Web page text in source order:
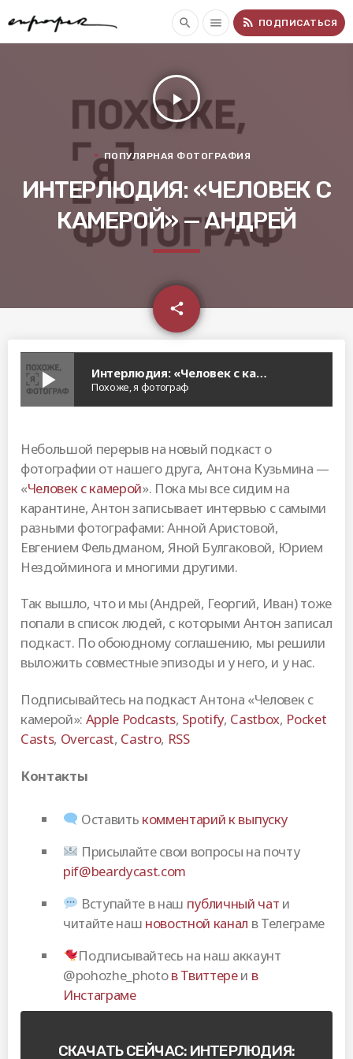
search menu rss_feed ПОДПИСАТЬСЯ
play_arrow
ПОПУЛЯРНАЯ ФОТОГРАФИЯ
ИНТЕРЛЮДИЯ: «ЧЕЛОВЕК С
КАМЕРОЙ» — АНДРЕЙ
share
email
play_arrow Интерлюдия: «Человек с камерой» — Андрей
Похоже, я фотограф
Небольшой перерыв на новый подкаст о
фотографии от нашего друга, Антона Кузьмина —
«Человек с камерой». Пока мы все сидим на
карантине, Антон записывает интервью с самыми
разными фотографами: Анной Аристовой,
Евгением Фельдманом, Яной Булгаковой, Юрием
Нездойминога и многими другими.
Так вышло, что и мы (Андрей, Георгий, Иван) тоже
попали в список людей, с которыми Антон записал
подкаст. По обоюдному соглашению, мы решили
выложить совместные эпизоды и у него, и у нас.
Подписывайтесь на подкаст Антона «Человек с
камерой»: Apple Podcasts, Spotify, Castbox, Pocket
Casts, Overcast, Castro, RSS
Контакты
Оставить комментарий к выпуску
Присылайте свои вопросы на почту
pif@beardycast.com
Вступайте в наш публичный чат и
читайте наш новостной канал в Телеграме
Подписывайтесь на наш аккаунт
@pohozhe_photoв Твиттереи в
Инстаграме
СКАЧАТЬ СЕЙЧАС: ИНТЕРЛЮДИЯ: